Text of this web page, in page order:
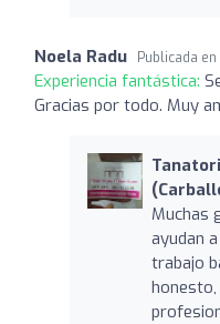
Noela Radu Publicada en
Experiencia fantástica:
Gracias por todo. Muy
Muchas
ayudan
trabajo
honesto,